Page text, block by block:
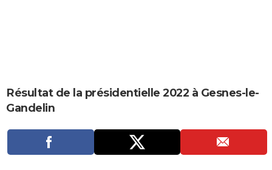
CARTE DE VOEUX
Carte de Noël
Carte Bonne année
Carte Saint-Valentin
Carte Pâques
Carte d'anniversaire
DICTIONNAIRE
Dictionnaire
Biographies
Expressions
Proverbes
PROGRAMME TV
Résultat de la présidentielle 2022 à Gesnes-le-
Gandelin